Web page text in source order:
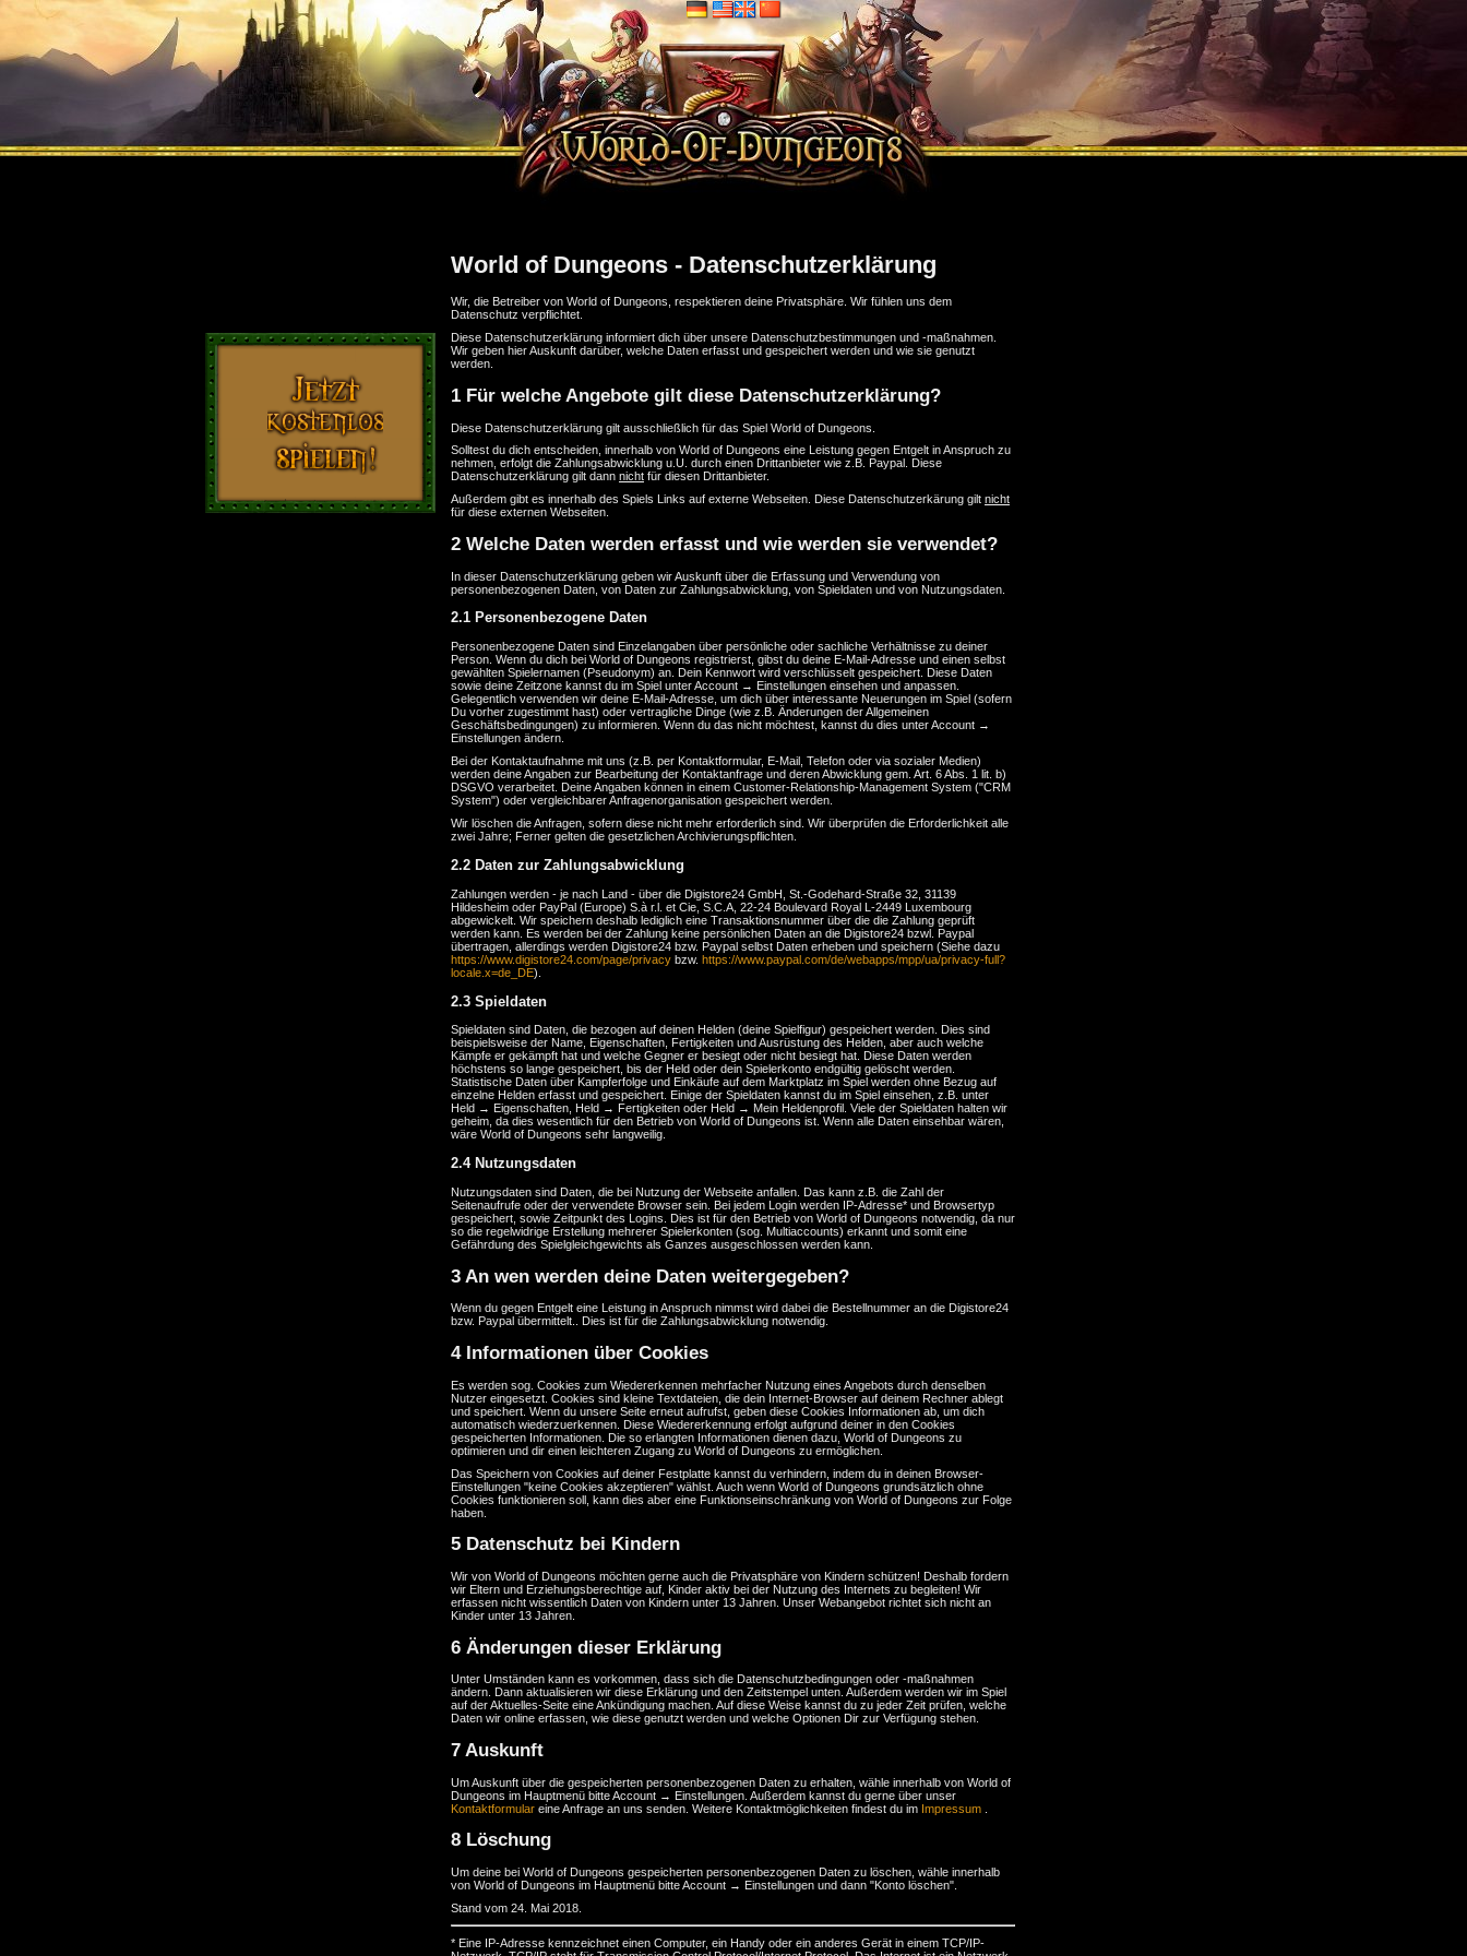
World of Dungeons - Datenschutzerklärung
Wir, die Betreiber von World of Dungeons, respektieren deine Privatsphäre. Wir fühlen uns dem
Datenschutz verpflichtet.
Diese Datenschutzerklärung informiert dich über unsere Datenschutzbestimmungen und -maßnahmen.
Wir geben hier Auskunft darüber, welche Daten erfasst und gespeichert werden und wie sie genutzt
werden.
1 Für welche Angebote gilt diese Datenschutzerklärung?
Diese Datenschutzerklärung gilt ausschließlich für das Spiel World of Dungeons.
Solltest du dich entscheiden, innerhalb von World of Dungeons eine Leistung gegen Entgelt in Anspruch zu
nehmen, erfolgt die Zahlungsabwicklung u.U. durch einen Drittanbieter wie z.B. Paypal. Diese
Datenschutzerklärung gilt dann nicht für diesen Drittanbieter.
Außerdem gibt es innerhalb des Spiels Links auf externe Webseiten. Diese Datenschutzerkärung gilt nicht
für diese externen Webseiten.
2 Welche Daten werden erfasst und wie werden sie verwendet?
In dieser Datenschutzerklärung geben wir Auskunft über die Erfassung und Verwendung von
personenbezogenen Daten, von Daten zur Zahlungsabwicklung, von Spieldaten und von Nutzungsdaten.
2.1 Personenbezogene Daten
Personenbezogene Daten sind Einzelangaben über persönliche oder sachliche Verhältnisse zu deiner
Person. Wenn du dich bei World of Dungeons registrierst, gibst du deine E-Mail-Adresse und einen selbst
gewählten Spielernamen (Pseudonym) an. Dein Kennwort wird verschlüsselt gespeichert. Diese Daten
sowie deine Zeitzone kannst du im Spiel unter Account → Einstellungen einsehen und anpassen.
Gelegentlich verwenden wir deine E-Mail-Adresse, um dich über interessante Neuerungen im Spiel (sofern
Du vorher zugestimmt hast) oder vertragliche Dinge (wie z.B. Änderungen der Allgemeinen
Geschäftsbedingungen) zu informieren. Wenn du das nicht möchtest, kannst du dies unter Account →
Einstellungen ändern.
Bei der Kontaktaufnahme mit uns (z.B. per Kontaktformular, E-Mail, Telefon oder via sozialer Medien)
werden deine Angaben zur Bearbeitung der Kontaktanfrage und deren Abwicklung gem. Art. 6 Abs. 1 lit. b)
DSGVO verarbeitet. Deine Angaben können in einem Customer-Relationship-Management System ("CRM
System") oder vergleichbarer Anfragenorganisation gespeichert werden.
Wir löschen die Anfragen, sofern diese nicht mehr erforderlich sind. Wir überprüfen die Erforderlichkeit alle
zwei Jahre; Ferner gelten die gesetzlichen Archivierungspflichten.
2.2 Daten zur Zahlungsabwicklung
Zahlungen werden - je nach Land - über die Digistore24 GmbH, St.-Godehard-Straße 32, 31139
Hildesheim oder PayPal (Europe) S.à r.l. et Cie, S.C.A, 22-24 Boulevard Royal L-2449 Luxembourg
abgewickelt. Wir speichern deshalb lediglich eine Transaktionsnummer über die die Zahlung geprüft
werden kann. Es werden bei der Zahlung keine persönlichen Daten an die Digistore24 bzwl. Paypal
übertragen, allerdings werden Digistore24 bzw. Paypal selbst Daten erheben und speichern (Siehe dazu
https://www.digistore24.com/page/privacy bzw. https://www.paypal.com/de/webapps/mpp/ua/privacy-full?
locale.x=de_DE).
2.3 Spieldaten
Spieldaten sind Daten, die bezogen auf deinen Helden (deine Spielfigur) gespeichert werden. Dies sind
beispielsweise der Name, Eigenschaften, Fertigkeiten und Ausrüstung des Helden, aber auch welche
Kämpfe er gekämpft hat und welche Gegner er besiegt oder nicht besiegt hat. Diese Daten werden
höchstens so lange gespeichert, bis der Held oder dein Spielerkonto endgültig gelöscht werden.
Statistische Daten über Kampferfolge und Einkäufe auf dem Marktplatz im Spiel werden ohne Bezug auf
einzelne Helden erfasst und gespeichert. Einige der Spieldaten kannst du im Spiel einsehen, z.B. unter
Held → Eigenschaften, Held → Fertigkeiten oder Held → Mein Heldenprofil. Viele der Spieldaten halten wir
geheim, da dies wesentlich für den Betrieb von World of Dungeons ist. Wenn alle Daten einsehbar wären,
wäre World of Dungeons sehr langweilig.
2.4 Nutzungsdaten
Nutzungsdaten sind Daten, die bei Nutzung der Webseite anfallen. Das kann z.B. die Zahl der
Seitenaufrufe oder der verwendete Browser sein. Bei jedem Login werden IP-Adresse* und Browsertyp
gespeichert, sowie Zeitpunkt des Logins. Dies ist für den Betrieb von World of Dungeons notwendig, da nur
so die regelwidrige Erstellung mehrerer Spielerkonten (sog. Multiaccounts) erkannt und somit eine
Gefährdung des Spielgleichgewichts als Ganzes ausgeschlossen werden kann.
3 An wen werden deine Daten weitergegeben?
Wenn du gegen Entgelt eine Leistung in Anspruch nimmst wird dabei die Bestellnummer an die Digistore24
bzw. Paypal übermittelt.. Dies ist für die Zahlungsabwicklung notwendig.
4 Informationen über Cookies
Es werden sog. Cookies zum Wiedererkennen mehrfacher Nutzung eines Angebots durch denselben
Nutzer eingesetzt. Cookies sind kleine Textdateien, die dein Internet-Browser auf deinem Rechner ablegt
und speichert. Wenn du unsere Seite erneut aufrufst, geben diese Cookies Informationen ab, um dich
automatisch wiederzuerkennen. Diese Wiedererkennung erfolgt aufgrund deiner in den Cookies
gespeicherten Informationen. Die so erlangten Informationen dienen dazu, World of Dungeons zu
optimieren und dir einen leichteren Zugang zu World of Dungeons zu ermöglichen.
Das Speichern von Cookies auf deiner Festplatte kannst du verhindern, indem du in deinen Browser-
Einstellungen "keine Cookies akzeptieren" wählst. Auch wenn World of Dungeons grundsätzlich ohne
Cookies funktionieren soll, kann dies aber eine Funktionseinschränkung von World of Dungeons zur Folge
haben.
5 Datenschutz bei Kindern
Wir von World of Dungeons möchten gerne auch die Privatsphäre von Kindern schützen! Deshalb fordern
wir Eltern und Erziehungsberechtige auf, Kinder aktiv bei der Nutzung des Internets zu begleiten! Wir
erfassen nicht wissentlich Daten von Kindern unter 13 Jahren. Unser Webangebot richtet sich nicht an
Kinder unter 13 Jahren.
6 Änderungen dieser Erklärung
Unter Umständen kann es vorkommen, dass sich die Datenschutzbedingungen oder -maßnahmen
ändern. Dann aktualisieren wir diese Erklärung und den Zeitstempel unten. Außerdem werden wir im Spiel
auf der Aktuelles-Seite eine Ankündigung machen. Auf diese Weise kannst du zu jeder Zeit prüfen, welche
Daten wir online erfassen, wie diese genutzt werden und welche Optionen Dir zur Verfügung stehen.
7 Auskunft
Um Auskunft über die gespeicherten personenbezogenen Daten zu erhalten, wähle innerhalb von World of
Dungeons im Hauptmenü bitte Account → Einstellungen. Außerdem kannst du gerne über unser
Kontaktformular eine Anfrage an uns senden. Weitere Kontaktmöglichkeiten findest du im Impressum
8 Löschung
Um deine bei World of Dungeons gespeicherten personenbezogenen Daten zu löschen, wähle innerhalb
von World of Dungeons im Hauptmenü bitte Account → Einstellungen und dann "Konto löschen".
Stand vom 24. Mai 2018.
* Eine IP-Adresse kennzeichnet einen Computer, ein Handy oder ein anderes Gerät in einem TCP/IP-